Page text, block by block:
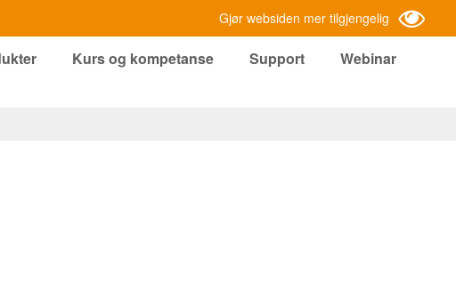
Gjør websiden mer tilgjengelig
Kurs og kompetanse Support
Webinar